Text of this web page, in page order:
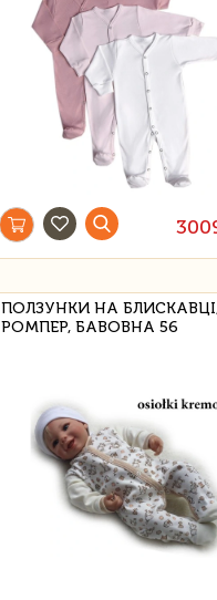
ПОЛЗУНКИ НА
РОМПЕР, БАВОВНА 56